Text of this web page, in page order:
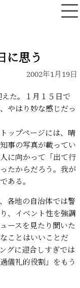
思う
2002年1月19日
た。１月１５日で
やはり妙な感じだっ
ップページには、晴
事の写真が載ってい
に向かって「出て行
たからだろう。我が
ある。
各地の自治体では警
、イベント性を強調
ースを見たり聞いた
ことはいいことだ
グに迎合しすぎでは
儀礼的役割」をもう